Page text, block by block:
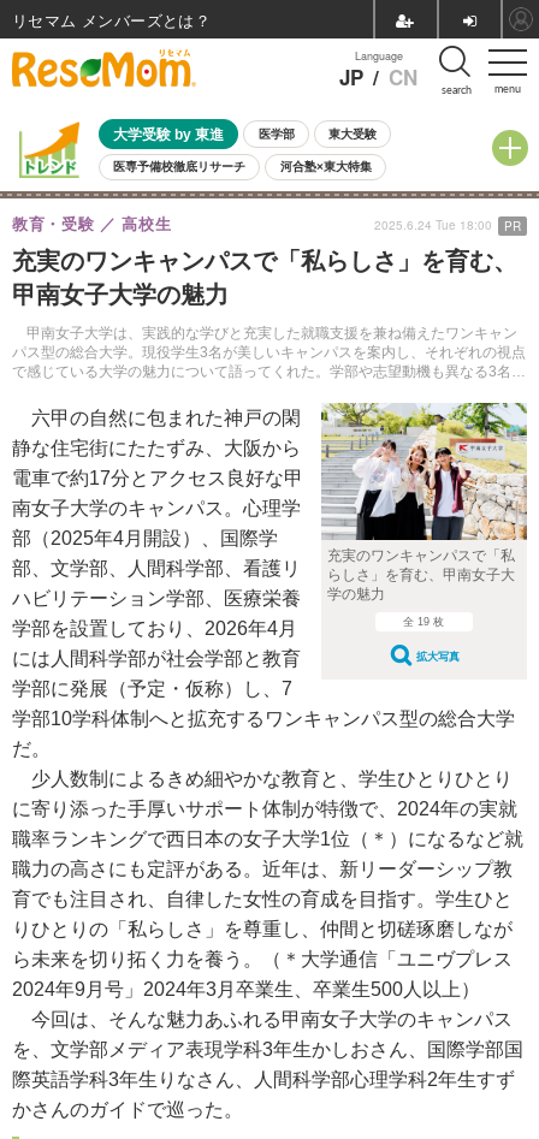
menu
Language
JP / CN search
大学受験 by 東進 医学部 東大受験
医専予備校徹底リサーチ 河合塾×東大特集
親子で考える大学選び 高校受験 中学受験 小学校受験
共通テスト 夏休み
8月開催イベント・WS 全国公立高校 過去問 人気記事
自由研究教材（小学生向け） 自由研究教材（中学生向け）
充実のワンキャンパスで「私らしさ」を育む、
甲南女子大学の魅力
甲南女子大学は、実践的な学びと充実した就職支援を兼ね備えたワンキャン
パス型の総合大学。現役学生3名が美しいキャンパスを案内し、それぞれの視点
で感じている大学の魅力について語ってくれた。学部や志望動機も異なる3名
教育・受験 高校生 2025.6.24 Tue 18:00 PR
充実のワンキャンパスで「私
らしさ」を育む、甲南女子大
学の魅力
全 19 枚
拡大写真
六甲の自然に包まれた神戸の閑
静な住宅街にたたずみ、大阪から
電車で約17分とアクセス良好な甲
南女子大学のキャンパス。心理学
部（2025年4月開設）、国際学
部、文学部、人間科学部、看護リ
ハビリテーション学部、医療栄養
学部を設置しており、2026年4月
には人間科学部が社会学部と教育
学部に発展（予定・仮称）し、7
学部10学科体制へと拡充するワンキャンパス型の総合大学
だ。
少人数制によるきめ細やかな教育と、学生ひとりひとり
に寄り添った手厚いサポート体制が特徴で、2024年の実就
職率ランキングで西日本の女子大学1位 （＊） になるなど就
職力の高さにも定評がある。近年は、新リーダーシップ教
育でも注目され、自律した女性の育成を目指す。学生ひと
りひとりの「私らしさ」を尊重し、仲間と切磋琢磨しなが
ら未来を切り拓く力を養う。
（＊大学通信「ユニヴプレス
2024年9月号」2024年3月卒業生、卒業生500人以上）
今回は、そんな魅力あふれる甲南女子大学のキャンパス
を、文学部メディア表現学科3年生かしおさん、国際学部国
際英語学科3年生りなさん、人間科学部心理学科2年生すず
かさんのガイドで巡った。
リセマム メンバーズ